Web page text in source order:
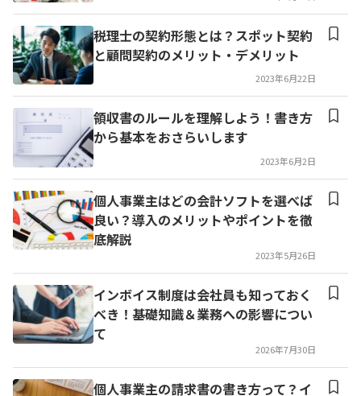
税理士の契約形態とは？スポット契約
と顧問契約のメリット・デメリット
2023年6月22日
領収書のルールを理解しよう！書き方
から基本をおさらいします
2023年6月2日
個人事業主はどの会計ソフトを選べば
良い？導入のメリットやポイントを徹
底解説
2023年5月26日
インボイス制度は会社員も知っておく
べき！基礎知識＆業務への影響につい
て
2026年7月30日
個人事業主の請求書の書き方って？イ